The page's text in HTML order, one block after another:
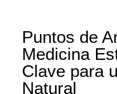
Puntos de
Medicina
Clave para
Natural